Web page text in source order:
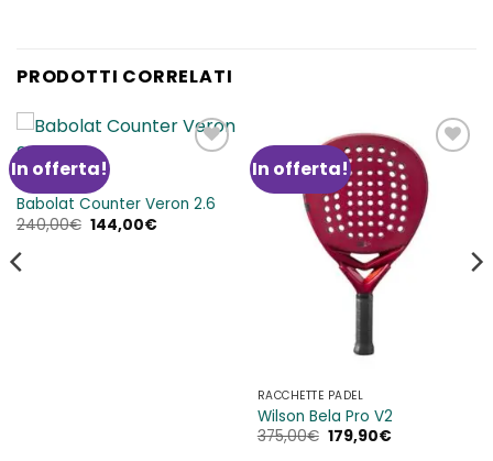
PRODOTTI CORRELATI
In offerta!
dei
desideri
BABOLAT P
Babolat Counter Veron 2.6
240,00€ Il
prezzo
144,00€Il
In offerta!
Aggiungi
alla lista
dei
desideri
RACCHETTE PADEL
Wilson Bela Pro V2
375,00€ Il
prezzo
179,90€Il